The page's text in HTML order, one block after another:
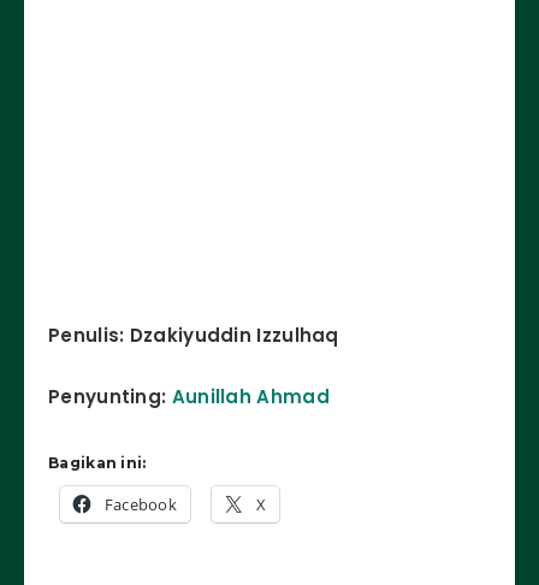
Penulis: Dzakiyuddin Izzulhaq
Penyunting: Aunillah Ahmad
Bagikan ini:
Facebook X